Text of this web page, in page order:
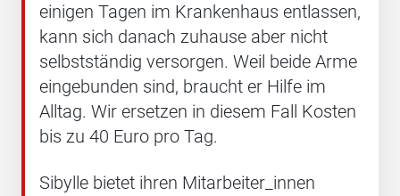
einigen Tagen im Krankenhaus entlassen,
kann sich danach zuhause aber nicht
selbstständig versorgen. Weil beide Arme
eingebunden sind, braucht er Hilfe im
Alltag. Wir ersetzen in diesem Fall Kosten
bis zu 40 Euro pro Tag.
Sibylle bietet ihren Mitarbeiter_innen